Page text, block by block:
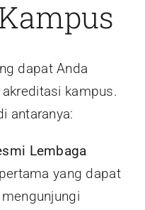
dapat Anda
kampus.
antaranya:
Lembaga
yang dapat